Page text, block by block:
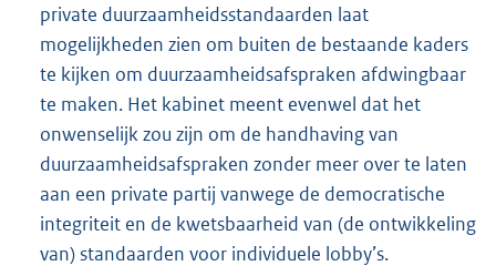
private duurzaamheidsstandaarden laat
mogelijkheden zien om buiten de bestaande kaders
te kijken om duurzaamheidsafspraken afdwingbaar
te maken. Het kabinet meent evenwel dat het
onwenselijk zou zijn om de handhaving van
duurzaamheidsafspraken zonder meer over te laten
aan een private partij vanwege de democratische
integriteit en de kwetsbaarheid van (de ontwikkeling
van) standaarden voor individuele lobby’s.